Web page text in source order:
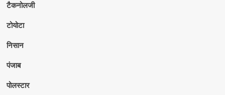
टैकनोलजी
टोयोटा
निसान
पंजाब
पोलस्टार